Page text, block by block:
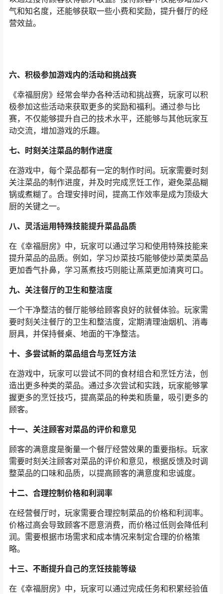
气和知名度，还能够获取一些小费和奖励，提升餐厅的经
营效益。
六、积极参加游戏内的活动和挑战赛
《幸福厨房》经常会举办各种活动和挑战赛，玩家可以积
极参加这些活动来获取更多的奖励和福利。通过参与比
赛，不仅能够提升自己的技术水平，还能够与其他玩家互
动交流，增加游戏的乐趣。
七、时刻关注菜品的制作进度
在游戏中，每个菜品都有一定的制作时间。玩家需要时刻
关注菜品的制作进度，并及时完成烹饪工作，避免菜品糊
锅或煮糊了。合理安排时间，提高工作效率是成为顶级大
厨的关键之一。
八、灵活运用特殊技能提升菜品品质
在《幸福厨房》中，玩家可以通过学习和使用特殊技能来
提升菜品的品质。例如，学习炒菜技巧能够使炒菜类菜品
更加香气扑鼻，学习蒸煮技巧则能让蒸菜更加清爽可口。
九、关注餐厅的卫生和整洁度
一个干净整洁的餐厅能够给顾客良好的就餐体验。玩家需
要时刻关注餐厅的卫生和整洁度，定期清理油烟机、消毒
厨具，并保持餐桌、地面的干净整洁。
十、多尝试新的菜品组合与烹饪方法
在游戏中，玩家可以尝试不同的食材组合和烹饪方法，创
造出更多种类的菜品。通过多次尝试和实践，玩家能够掌
握更多的烹饪技巧，提高菜品的种类和质量，吸引更多的
顾客。
十一、关注顾客对菜品的评价和意见
顾客的满意度是衡量一个餐厅经营效果的重要指标。玩家
需要时刻关注顾客对菜品的评价和意见，根据反馈及时调
整菜品的口味和品质，以提高顾客的满意度和忠诚度。
十二、合理控制价格和利润率
在经营餐厅时，玩家需要合理控制菜品的价格和利润率。
价格过高会导致顾客不愿意消费，而价格过低则会降低利
润。需要根据市场需求和成本情况来制定合理的价格策
略。
十三、不断提升自己的烹饪技能等级
在《幸福厨房》中，玩家可以通过完成任务和积累经验值